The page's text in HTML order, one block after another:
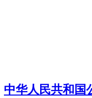
中华人民共和国